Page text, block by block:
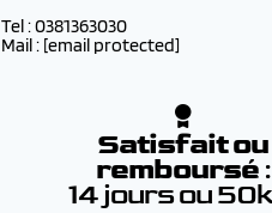
Tel : 0381363030
Mail : [email protected]
Satisfait ou
remboursé :
14 jours ou